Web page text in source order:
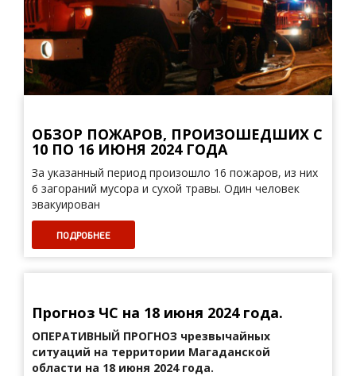
ОБЗОР ПОЖАРОВ, ПРОИЗОШЕДШИХ С
10 ПО 16 ИЮНЯ 2024 ГОДА
За указанный период произошло 16 пожаров, из них
6 загораний мусора и сухой травы. Один человек
эвакуирован
ПОДРОБНЕЕ
Прогноз ЧС на 18 июня 2024 года.
ОПЕРАТИВНЫЙ ПРОГНОЗ чрезвычайных
ситуаций на территории Магаданской
области на 18 июня 2024 года.